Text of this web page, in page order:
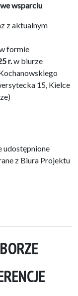
wsparciu
z aktualnym
formie
r.w biurze
15, Kielce
udostępnione
z Biura Projektu